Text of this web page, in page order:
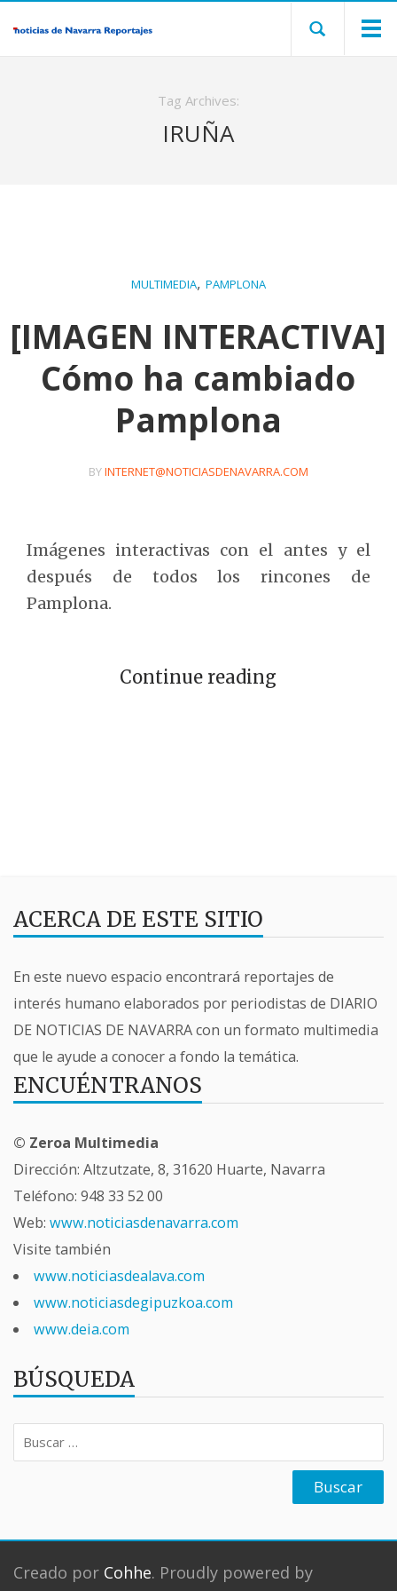
Tag Archives:
IRUÑA
MULTIMEDIA, PAMPLONA
[IMAGEN INTERACTIVA]
Cómo ha cambiado
Pamplona
BYINTERNET@NOTICIASDENAVARRA.COM
Imágenes interactivas con el antes y el
después de todos los rincones de
Pamplona.
Continue reading
ACERCA DE ESTE SITIO
En este nuevo espacio encontrará reportajes de
interés humano elaborados por periodistas de DIARIO
DE NOTICIAS DE NAVARRA con un formato multimedia
que le ayude a conocer a fondo la temática.
ENCUÉNTRANOS
© Zeroa Multimedia
Dirección: Altzutzate, 8, 31620 Huarte, Navarra
Teléfono: 948 33 52 00
Web: www.noticiasdenavarra.com
Visite también
www.noticiasdealava.com
www.noticiasdegipuzkoa.com
www.deia.com
BÚSQUEDA
Buscar:
Creado por Cohhe. Proudly powered by